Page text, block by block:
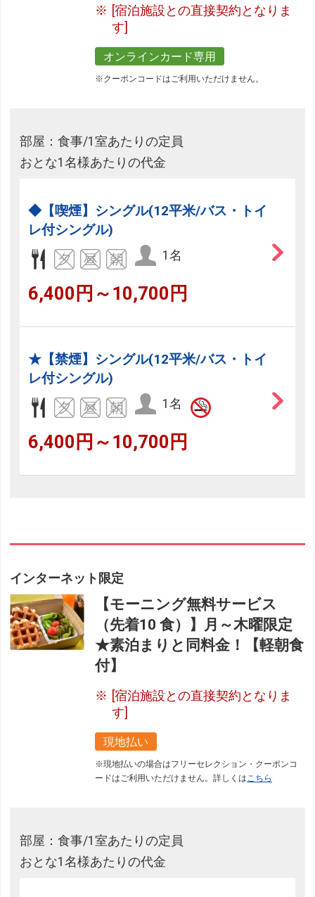
[宿泊施設との直接契約となりま
す]
オンラインカード専用
※クーポンコードはご利用いただけません。
部屋：食事/1室あたりの定員
おとな1名様あたりの代金
◆【喫煙】シングル(12平米/バス・トイ
レ付シングル)
1名
6,400円～10,700円
★【禁煙】シングル(12平米/バス・トイ
レ付シングル)
1名
6,400円～10,700円
インターネット限定
【モーニング無料サービス
（先着10 食）】月～木曜限定
★素泊まりと同料金！【軽朝食
付】
[宿泊施設との直接契約となりま
す]
現地払い
※現地払いの場合はフリーセレクション・クーポンコ
ードはご利用いただけません。詳しくは こちら
部屋：食事/1室あたりの定員
おとな1名様あたりの代金